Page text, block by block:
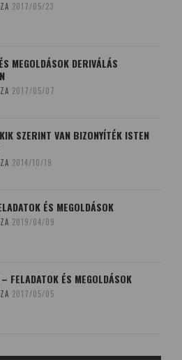
2017/05/23
MEGOLDÁSOK DERIVÁLÁS
2017/05/07
SZERINT VAN BIZONYÍTÉK ISTEN
2014/10/19
ÉS MEGOLDÁSOK
2019/04/09
– FELADATOK ÉS MEGOLDÁSOK
2017/05/05